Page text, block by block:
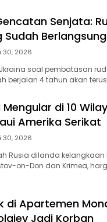
Senjata:
Sudah
30, 2026
soal pembatasan
berjalan 4 tahun akan
di 10
Amerika Serikat
30, 2026
Rusia dilanda kelangkaan
on-Don dan Krimea,
di Apartemen
Jadi Korban